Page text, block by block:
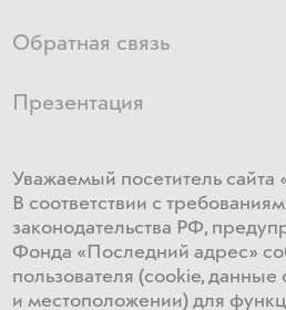
Обратная связь
Презентация
Уважаемый посетитель
В соответствии с
законодательства РФ,
Фонда «Последний адрес»
пользователя (cookie,
и местоположении) для